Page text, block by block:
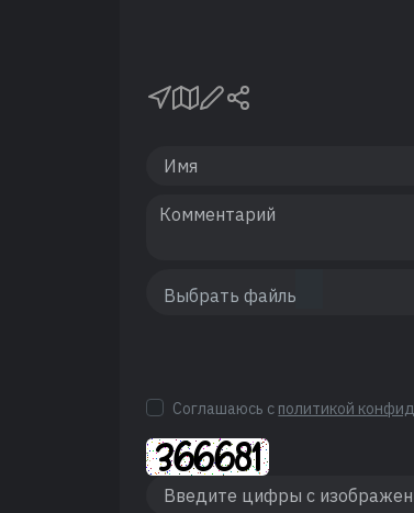
Соглашаюсь с политикой